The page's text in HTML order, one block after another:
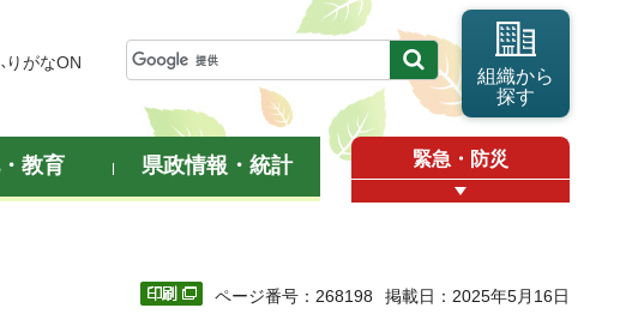
りがなON
組織から
探す
教育 県政情報・統計 緊急・防災
ページ番号：268198 掲載日：2025年5月16日